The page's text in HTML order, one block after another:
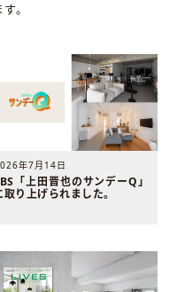
。
年7月14日
「上田晋也のサンデーQ」
取り上げられました。